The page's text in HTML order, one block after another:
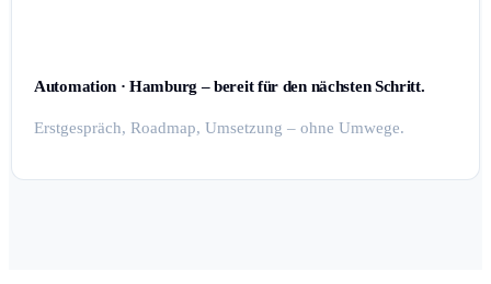
Automation · Hamburg – bereit für den nächsten Schritt.
Erstgespräch, Roadmap, Umsetzung – ohne Umwege.